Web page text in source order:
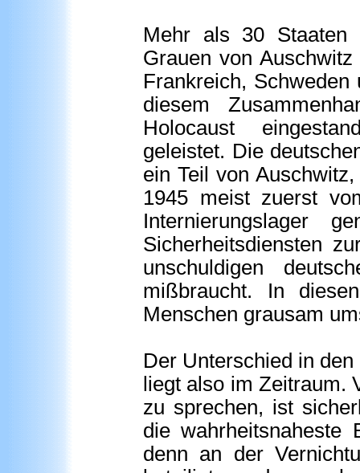
Mehr als 30 Staaten
Grauen von
Frankreich,
diesem
Holocaust
geleistet. Die
ein Teil von
1945 meist zuerst
Internierungslager
Sicherheitsdiensten
unschuldigen
mißbraucht. In
Menschen grausam
Der Unterschied in
liegt also im Zeitraum.
zu sprechen, ist
die wahrheitsnaheste
denn an der